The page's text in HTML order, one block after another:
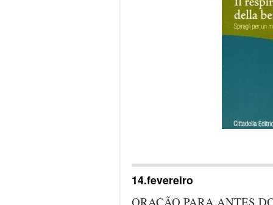
14.fevereiro
ORAÇÃO PARA ANTES